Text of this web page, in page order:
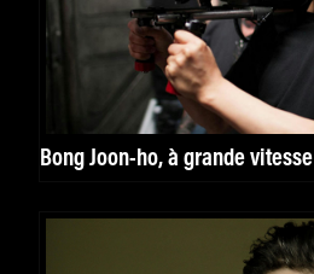
Bong Joon-ho, à grande vitesse